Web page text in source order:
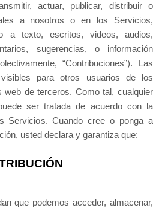
actuar, publicar, distribuir o
a nosotros o en los Servicios,
a texto, escritos, videos, audios,
sugerencias, o información
“Contribuciones”). Las
para otros usuarios de los
de terceros. Como tal, cualquier
ser tratada de acuerdo con la
Servicios. Cuando cree o ponga a
usted declara y garantiza que:
que podemos acceder, almacenar,